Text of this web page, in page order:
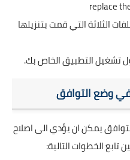
الثلاثة التي قمت بتنزيلها
تشغيل التطبيق الخاص بك.
في وضع التوافق
يمكن ان يؤدي الى اصلاح
الخطوات التالية: